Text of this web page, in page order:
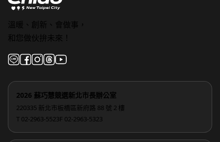
溫暖、創新、會做事，
和您做伙拚未來！
2026 蘇巧慧競選新北市長辦公室
220335 新北市板橋區新府路 88 號 2 樓
T 02-2963-5523F 02-2963-5323